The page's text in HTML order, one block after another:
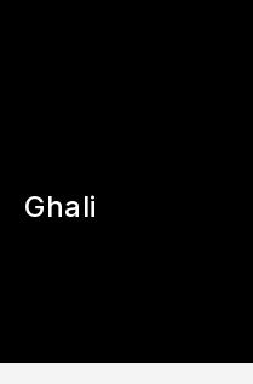
Ghali